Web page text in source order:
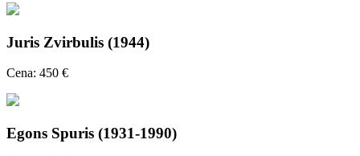
Juris Zvirbulis (1944)
Cena: 450 €
Egons Spuris (1931-1990)